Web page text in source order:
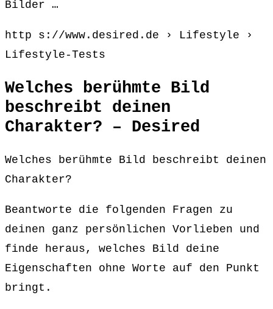
Bilder …
http s://www.desired.de › Lifestyle ›
Lifestyle-Tests
Welches berühmte Bild
beschreibt deinen
Charakter? – Desired
Welches berühmte Bild beschreibt deinen
Charakter?
Beantworte die folgenden Fragen zu
deinen ganz persönlichen Vorlieben und
finde heraus, welches Bild deine
Eigenschaften ohne Worte auf den Punkt
bringt.